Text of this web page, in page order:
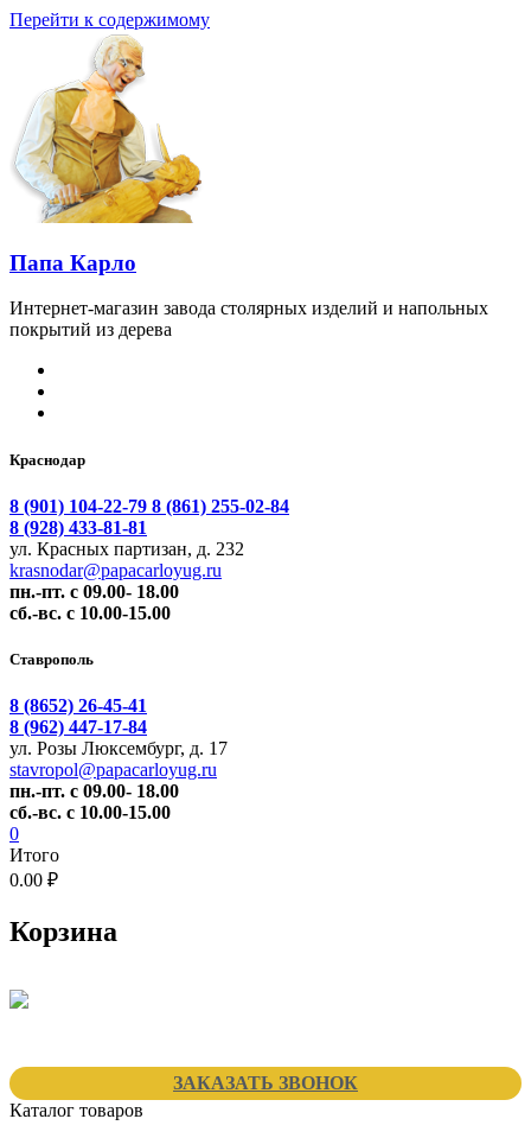
Перейти к содержимому
Папа Карло
Интернет-магазин завода столярных изделий и напольных
покрытий из дерева
Краснодар
8 (901) 104-22-79 8 (861) 255-02-84
8 (928) 433-81-81
ул. Красных партизан, д. 232
krasnodar@papacarloyug.ru
пн.-пт. с 09.00- 18.00
сб.-вс. с 10.00-15.00
Ставрополь
8 (8652) 26-45-41
8 (962) 447-17-84
ул. Розы Люксембург, д. 17
stavropol@papacarloyug.ru
пн.-пт. с 09.00- 18.00
сб.-вс. с 10.00-15.00
0
Итого
0.00 ₽
Корзина
ЗАКАЗАТЬ ЗВОНОК
Каталог товаров